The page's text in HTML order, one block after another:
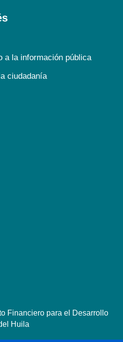
a la información pública
ciudadanía
Financiero para el Desarrollo
Huila